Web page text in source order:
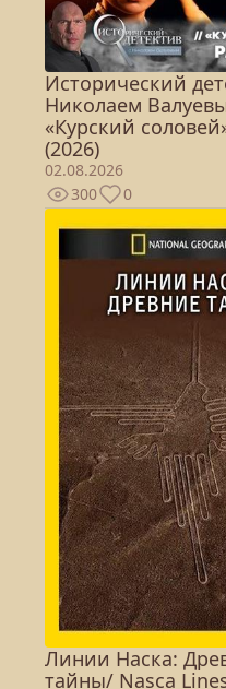
Исторический
Николаем
«Курский
(2026)
02.08.2026
300
0
Линии Наска:
тайны/ Nasca